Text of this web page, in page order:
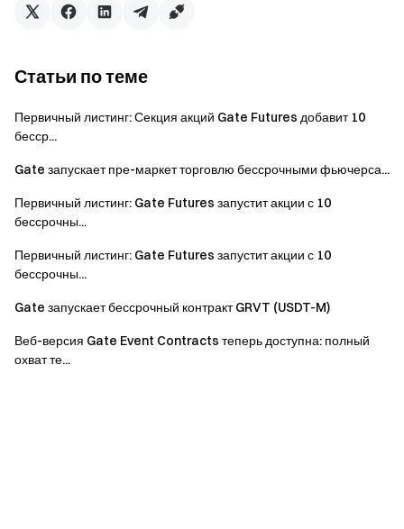
Статьи по теме
Первичный листинг: Секция акций Gate Futures добавит 10
бесср...
Gate запускает пре-маркет торговлю бессрочными фьючерса...
Первичный листинг: Gate Futures запустит акции с 10
бессрочны...
Первичный листинг: Gate Futures запустит акции с 10
бессрочны...
Gate запускает бессрочный контракт GRVT (USDT-M)
Веб-версия Gate Event Contracts теперь доступна: полный
охват те...